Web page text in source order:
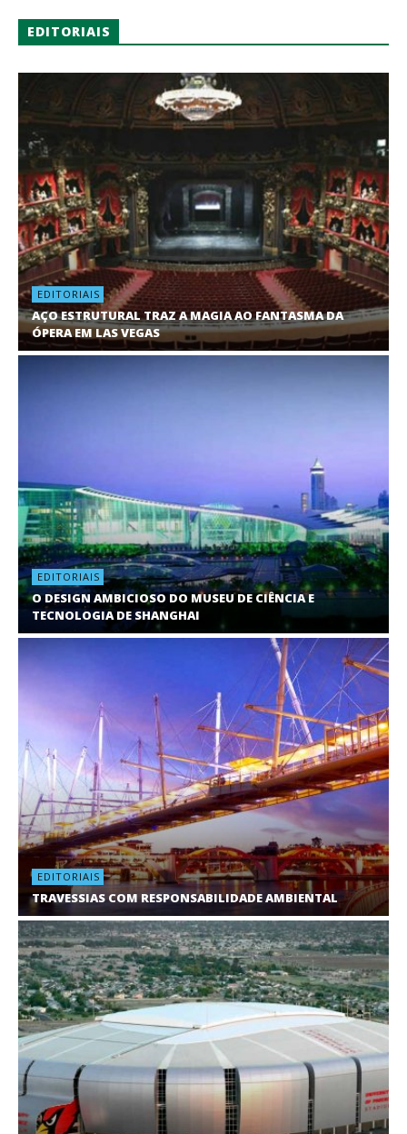
EDITORIAIS
EDITORIAIS
AÇO ESTRUTURAL TRAZ A MAGIA AO FANTASMA DA
ÓPERA EM LAS VEGAS
EDITORIAIS
O DESIGN AMBICIOSO DO MUSEU DE CIÊNCIA E
TECNOLOGIA DE SHANGHAI
EDITORIAIS
TRAVESSIAS COM RESPONSABILIDADE AMBIENTAL